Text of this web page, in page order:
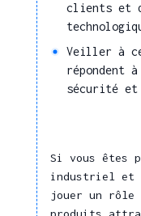
des
clients et
Veiller à
répondent
sécurité et
Si vous êtes
industriel et
jouer un rôle